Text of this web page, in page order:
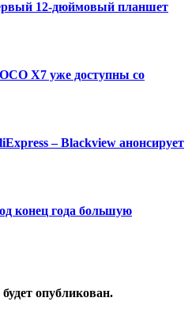
12-дюймовый планшет
X7 уже доступны со
– Blackview анонсирует
конец года большую
опубликован.